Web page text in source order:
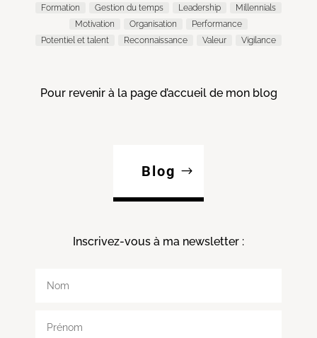
Formation
Gestion du temps Leadership
Millennials
Motivation
Organisation
Performance
Potentiel et talent
Reconnaissance Valeur Vigilance
Pour revenir à la page d’accueil de mon blog
Blog
Inscrivez-vous à ma newsletter :